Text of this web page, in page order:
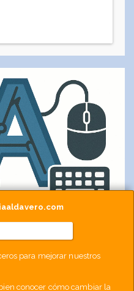
para mejorar nuestros
conocer cómo cambiar la